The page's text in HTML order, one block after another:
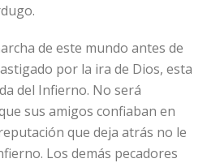
de este mundo antes de
por la ira de Dios, esta
del Infierno. No será
sus amigos confiaban en
que deja atrás no le
Los demás pecadores